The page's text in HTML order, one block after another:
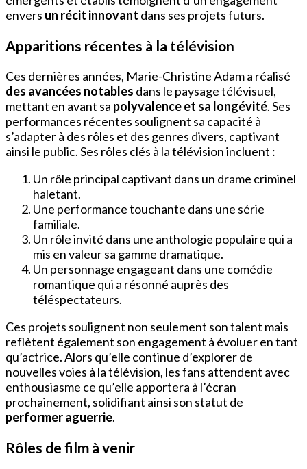
envers un récit innovant dans ses projets futurs.
Apparitions récentes à la télévision
Ces dernières années, Marie-Christine Adam a réalisé
des avancées notables dans le paysage télévisuel,
mettant en avant sa polyvalence et sa longévité. Ses
performances récentes soulignent sa capacité à
s’adapter à des rôles et des genres divers, captivant
ainsi le public. Ses rôles clés à la télévision incluent :
Un rôle principal captivant dans un drame criminel
haletant.
Une performance touchante dans une série
familiale.
Un rôle invité dans une anthologie populaire qui a
mis en valeur sa gamme dramatique.
Un personnage engageant dans une comédie
romantique qui a résonné auprès des
téléspectateurs.
Ces projets soulignent non seulement son talent mais
reflètent également son engagement à évoluer en tant
qu’actrice. Alors qu’elle continue d’explorer de
nouvelles voies à la télévision, les fans attendent avec
enthousiasme ce qu’elle apportera à l’écran
prochainement, solidifiant ainsi son statut de
performer aguerrie.
Rôles de film à venir